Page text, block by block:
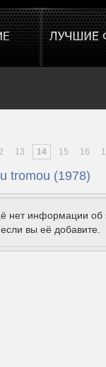
13 14 15 16
tromou (1978)
нет информации
вы её добавите.